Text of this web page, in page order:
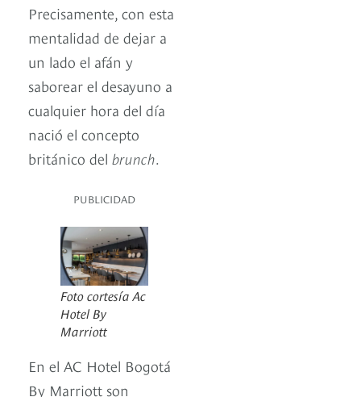
Precisamente, con esta
mentalidad de dejar a
un lado el afán y
saborear el desayuno a
cualquier hora del día
nació el concepto
británico del brunch.
PUBLICIDAD
Foto cortesía Ac
Hotel By
Marriott
En el AC Hotel Bogotá
By Marriott son